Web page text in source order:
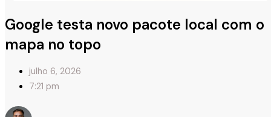
Google testa novo pacote local com o
mapa no topo
julho 6, 2026
7:21 pm